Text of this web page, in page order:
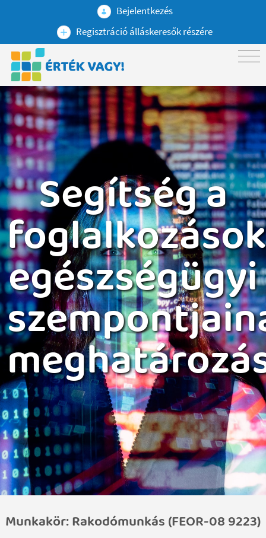
Bejelentkezés
Regisztráció álláskeresők részére
Segítség a
foglalkozások
egészségügyi
Munkakör: Rakodómunkás (FEOR-08 9223)